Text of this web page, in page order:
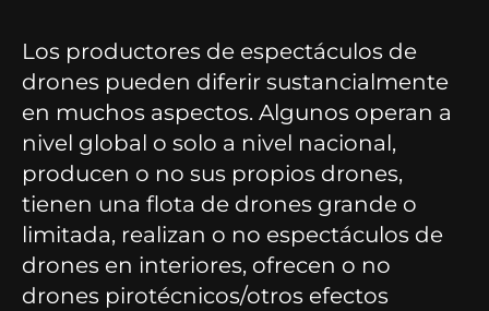
Los productores de espectáculos de
drones pueden diferir sustancialmente
en muchos aspectos. Algunos operan a
nivel global o solo a nivel nacional,
producen o no sus propios drones,
tienen una flota de drones grande o
limitada, realizan o no espectáculos de
drones en interiores, ofrecen o no
drones pirotécnicos/otros efectos